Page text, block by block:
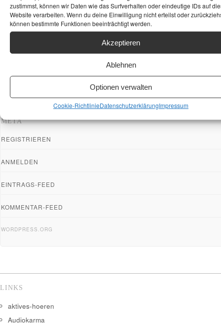
zustimmst, können wir Daten wie das Surfverhalten oder eindeutige IDs auf
Website verarbeiten. Wenn du deine Einwilligung nicht erteilst oder
können bestimmte Funktionen beeinträchtigt werden.
Akzeptieren
Ablehnen
Optionen verwalten
Cookie-RichtlinieDatenschutzerklärungImpressum
META
REGISTRIEREN
ANMELDEN
EINTRAGS-FEED
KOMMENTAR-FEED
WORDPRESS.ORG
LINKS
aktives-hoeren
Audiokarma